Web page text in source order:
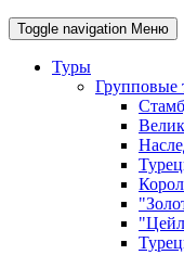
Toggle navigation Меню
Туры
Групповые